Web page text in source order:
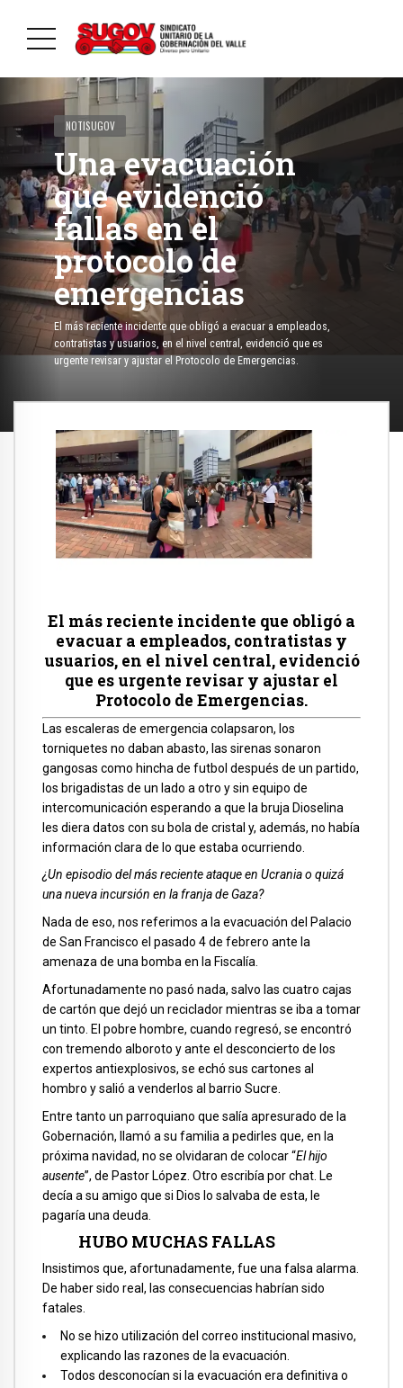
NOTISUGOV
Una evacuación
que evidenció
fallas en el
protocolo de
emergencias
El más reciente incidente que obligó a evacuar a empleados,
contratistas y usuarios, en el nivel central, evidenció que es
urgente revisar y ajustar el Protocolo de Emergencias.
El más reciente incidente que obligó a
evacuar a empleados, contratistas y
usuarios, en el nivel central, evidenció
que es urgente revisar y ajustar el
Protocolo de Emergencias.
Las escaleras de emergencia colapsaron, los
torniquetes no daban abasto, las sirenas sonaron
gangosas como hincha de futbol después de un partido,
los brigadistas de un lado a otro y sin equipo de
intercomunicación esperando a que la bruja Dioselina
les diera datos con su bola de cristal y, además, no había
información clara de lo que estaba ocurriendo.
¿Un episodio del más reciente ataque en Ucrania o quizá
una nueva incursión en la franja de Gaza?
Nada de eso, nos referimos a la evacuación del Palacio
de San Francisco el pasado 4 de febrero ante la
amenaza de una bomba en la Fiscalía.
Afortunadamente no pasó nada, salvo las cuatro cajas
de cartón que dejó un reciclador mientras se iba a tomar
un tinto. El pobre hombre, cuando regresó, se encontró
con tremendo alboroto y ante el desconcierto de los
expertos antiexplosivos, se echó sus cartones al
hombro y salió a venderlos al barrio Sucre.
Entre tanto un parroquiano que salía apresurado de la
Gobernación, llamó a su familia a pedirles que, en la
próxima navidad, no se olvidaran de colocar “El hijo
ausente”, de Pastor López. Otro escribía por chat. Le
decía a su amigo que si Dios lo salvaba de esta, le
pagaría una deuda.
HUBO MUCHAS FALLAS
Insistimos que, afortunadamente, fue una falsa alarma.
De haber sido real, las consecuencias habrían sido
fatales.
No se hizo utilización del correo institucional masivo,
explicando las razones de la evacuación.
Todos desconocían si la evacuación era definitiva o